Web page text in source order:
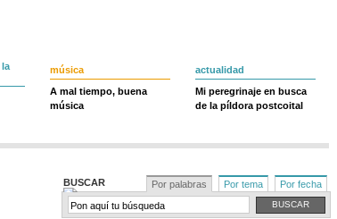
música
A mal tiempo, buena
música
actualidad
Mi peregrinaje en busca
de la píldora postcoital
BUSCAR Por palabras Por tema Por fecha